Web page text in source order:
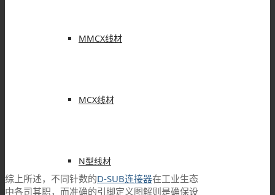
MMCX线材
MCX线材
N型线材
综上所述，不同针数的D-SUB连接器在工业生态
中各司其职，而准确的引脚定义图解则是确保设